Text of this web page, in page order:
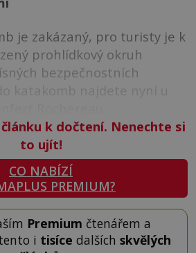
je zakázaný, pro turisty je k
prohlídkový okruh
bezpečnostních
katakomb najdete nyní u
k dočtení. Nenechte si
to ujít!
CO NABÍZÍ
PREMIUM?
Premium čtenářem a
i tisíce dalších skvělých